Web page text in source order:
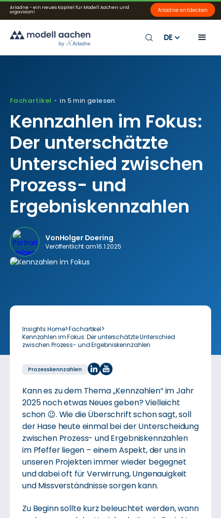
Ariadne - ein neues Kapitel für Modell Aachen und
orgavision! Ariadne entdecken
DE
Fachartikel •in 5 min gelesen
Kennzahlen im Fokus:
Der unterschätzte
Unterschied zwischen
Prozess- und
Ergebniskennzahlen
VonHolger Doering
Veröffentlicht am16.1.2025
Insights Home>Fachartikel>
Kennzahlen im Fokus: Der unterschätzte Unterschied
zwischen Prozess- und Ergebniskennzahlen
Prozess­kenn­zahlen
Kann es zu dem Thema „Kennzahlen“ im Jahr
2025 noch etwas Neues geben? Vielleicht
schon 😉. Wie die Überschrift schon sagt, soll
der Hase heute einmal bei der Unterscheidung
zwischen Prozess- und Ergebniskennzahlen
im Pfeffer liegen – einem Aspekt, der uns in
unseren Projekten immer wieder begegnet
und dabei oft für Verwirrung, Ungenauigkeit
und Missverständnisse sorgen kann.
Zu Beginn sollte kurz beleuchtet werden, wann